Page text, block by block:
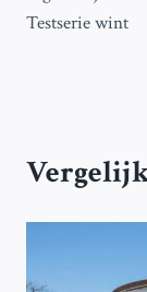
Testserie wint